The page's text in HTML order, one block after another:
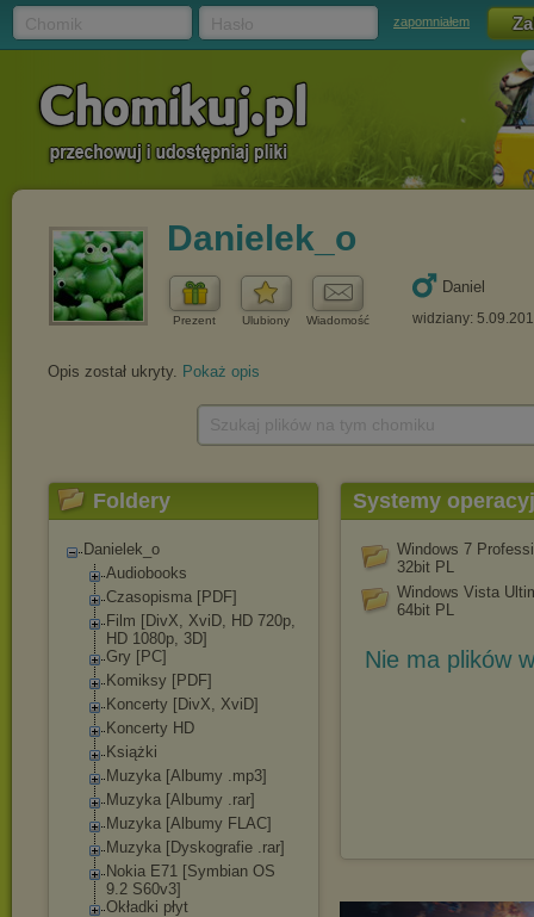
zapomniałem
Danielek_o
Prezent Ulubiony Wiadomość
Daniel
widziany:
Opis został ukryty. Pokaż opis
Foldery
Danielek_o
Audiobooks
Czasopisma [PDF]
Film [DivX, XviD, HD 720p,
HD 1080p, 3D]
Gry [PC]
Komiksy [PDF]
Koncerty [DivX, XviD]
Koncerty HD
Książki
Muzyka [Albumy .mp3]
Muzyka [Albumy .rar]
Muzyka [Albumy FLAC]
Muzyka [Dyskografie .rar]
Nokia E71 [Symbian OS
9.2 S60v3]
Okładki płyt
Systemy
Windows 7
32bit PL
Windows Vista
64bit PL
Nie ma plików